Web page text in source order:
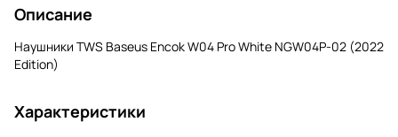
Описание
Наушники TWS Baseus Encok W04 Pro White NGW04P-02 (2022
Edition)
Характеристики